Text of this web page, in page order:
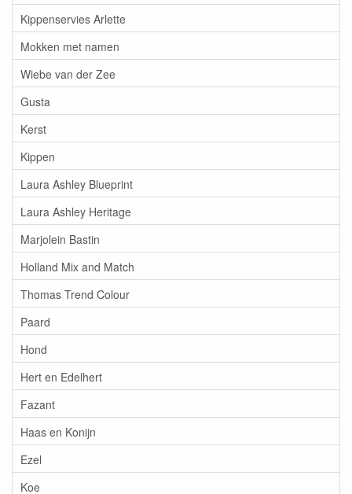
Kippenservies Arlette
Mokken met namen
Wiebe van der Zee
Gusta
Kerst
Kippen
Laura Ashley Blueprint
Laura Ashley Heritage
Marjolein Bastin
Holland Mix and Match
Thomas Trend Colour
Paard
Hond
Hert en Edelhert
Fazant
Haas en Konijn
Ezel
Koe